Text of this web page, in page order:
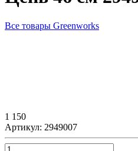
Все товары Greenworks
1 150
Артикул: 2949007